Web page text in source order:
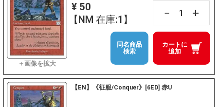
¥ 50
【NM 在庫:1】
－ +
カートに
追加
同名商品
検索
【EN】《征服/Conquer》[6ED] 赤U